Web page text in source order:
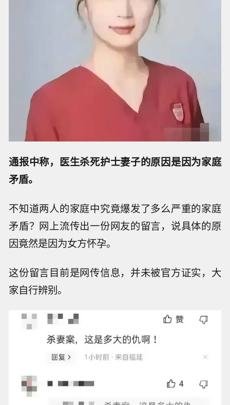
通报中称，医生杀死护士妻子的原因是因为家庭
矛盾。
不知道两人的家庭中究竟爆发了多么严重的家庭
矛盾？网上流传出一份网友的留言，说具体的原
因竟然是因为女方怀孕。
这份留言目前是网传信息，并未被官方证实，大
家自行辨别。